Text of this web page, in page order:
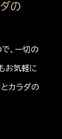
の
、一切の
お気軽に
カラダの